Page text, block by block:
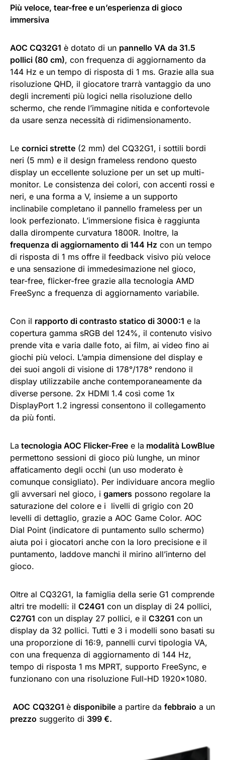
Più veloce, tear-free e un’esperienza di gioco
immersiva
AOC CQ32G1 è dotato di un pannello VA da 31.5
pollici (80 cm), con frequenza di aggiornamento da
144 Hz e un tempo di risposta di 1 ms. Grazie alla sua
risoluzione QHD, il giocatore trarrà vantaggio da uno
degli incrementi più logici nella risoluzione dello
schermo, che rende l’immagine nitida e confortevole
da usare senza necessità di ridimensionamento.
Le cornici strette (2 mm) del CQ32G1, i sottili bordi
neri (5 mm) e il design frameless rendono questo
display un eccellente soluzione per un set up multi-
monitor. Le consistenza dei colori, con accenti rossi e
neri, e una forma a V, insieme a un supporto
inclinabile completano il pannello frameless per un
look perfezionato. L’immersione fisica è raggiunta
dalla dirompente curvatura 1800R. Inoltre, la
frequenza di aggiornamento di 144 Hz con un tempo
di risposta di 1 ms offre il feedback visivo più veloce
e una sensazione di immedesimazione nel gioco,
tear-free, flicker-free grazie alla tecnologia AMD
FreeSync a frequenza di aggiornamento variabile.
Con il rapporto di contrasto statico di 3000:1 e la
copertura gamma sRGB del 124%, il contenuto visivo
prende vita e varia dalle foto, ai film, ai video fino ai
giochi più veloci. L’ampia dimensione del display e
dei suoi angoli di visione di 178°/178° rendono il
display utilizzabile anche contemporaneamente da
diverse persone. 2x HDMI 1.4 così come 1x
DisplayPort 1.2 ingressi consentono il collegamento
da più fonti.
La tecnologia AOC Flicker-Free e la modalità LowBlue
permettono sessioni di gioco più lunghe, un minor
affaticamento degli occhi (un uso moderato è
comunque consigliato). Per individuare ancora meglio
gli avversari nel gioco, i gamers possono regolare la
saturazione del colore e i livelli di grigio con 20
levelli di dettaglio, grazie a AOC Game Color. AOC
Dial Point (indicatore di puntamento sullo schermo)
aiuta poi i giocatori anche con la loro precisione e il
puntamento, laddove manchi il mirino all’interno del
gioco.
Oltre al CQ32G1, la famiglia della serie G1 comprende
altri tre modelli: il C24G1 con un display di 24 pollici,
C27G1 con un display 27 pollici, e il C32G1 con un
display da 32 pollici. Tutti e 3 i modelli sono basati su
una proporzione di 16:9, pannelli curvi tipologia VA,
con una frequenza di aggiornamento di 144 Hz,
tempo di risposta 1 ms MPRT, supporto FreeSync, e
funzionano con una risoluzione Full-HD 1920×1080.
AOC CQ32G1 è disponibile a partire da febbraio a un
prezzo suggerito di 399 €.